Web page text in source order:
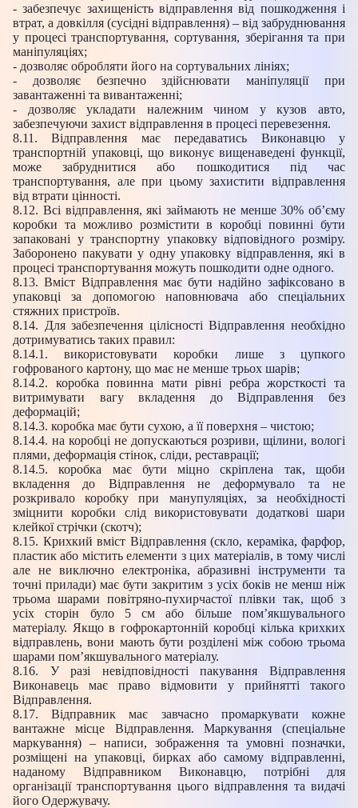
- забезпечує захищеність відправлення від пошкодження і
втрат, а довкілля (сусідні відправлення) – від забруднювання
у процесі транспортування, сортування, зберігання та при
маніпуляціях;
- дозволяє обробляти його на сортувальних лініях;
- дозволяє безпечно здійснювати маніпуляції при
завантаженні та вивантаженні;
- дозволяє укладати належним чином у кузов авто,
забезпечуючи захист відправлення в процесі перевезення.
8.11. Відправлення має передаватись Виконавцю у
транспортній упаковці, що виконує вищенаведені функції,
може забруднитися або пошкодитися під час
транспортування, але при цьому захистити відправлення
від втрати цінності.
8.12. Всі відправлення, які займають не менше 30% об’єму
коробки та можливо розмістити в коробці повинні бути
запаковані у транспортну упаковку відповідного розміру.
Заборонено пакувати у одну упаковку відправлення, які в
процесі транспортування можуть пошкодити одне одного.
8.13. Вміст Відправлення має бути надійно зафіксовано в
упаковці за допомогою наповнювача або спеціальних
стяжних пристроїв.
8.14. Для забезпечення цілісності Відправлення необхідно
дотримуватись таких правил:
8.14.1. використовувати коробки лише з цупкого
гофрованого картону, що має не менше трьох шарів;
8.14.2. коробка повинна мати рівні ребра жорсткості та
витримувати вагу вкладення до Відправлення без
деформацій;
8.14.3. коробка має бути сухою, а її поверхня – чистою;
8.14.4. на коробці не допускаються розриви, щілини, вологі
плями, деформація стінок, сліди, реставрації;
8.14.5. коробка має бути міцно скріплена так, щоби
вкладення до Відправлення не деформувало та не
розкривало коробку при манупуляціях, за необхідності
зміцнити коробки слід використовувати додаткові шари
клейкої стрічки (скотч);
8.15. Крихкий вміст Відправлення (скло, кераміка, фарфор,
пластик або містить елементи з цих матеріалів, в тому числі
але не виключно електроніка, абразивні інструменти та
точні прилади) має бути закритим з усіх боків не менш ніж
трьома шарами повітряно-пухирчастої плівки так, щоб з
усіх сторін було 5 см або більше пом’якшувального
матеріалу. Якщо в гофрокартонній коробці кілька крихких
відправлень, вони мають бути розділені між собою трьома
шарами пом’якшувального матеріалу.
8.16. У разі невідповідності пакування Відправлення
Виконавець має право відмовити у прийнятті такого
Відправлення.
8.17. Відправник має завчасно промаркувати кожне
вантажне місце Відправлення. Маркування (спеціальне
маркування) – написи, зображення та умовні позначки,
розміщені на упаковці, бирках або самому відправленні,
наданому Відправником Виконавцю, потрібні для
організації транспортування цього відправлення та видачі
його Одержувачу.